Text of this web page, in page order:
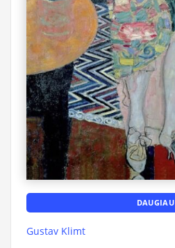
DAUGIAU
Gustav Klimt